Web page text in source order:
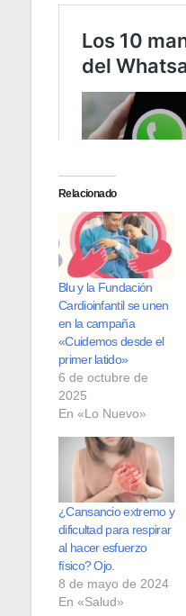
Relacionado
Blu y la Fundación
Cardioinfantil se unen
en la campaña
«Cuidemos desde el
primer latido»
6 de octubre de
2025
En «Lo Nuevo»
¿Cansancio extremo y
dificultad para respirar
al hacer esfuerzo
físico? Ojo.
8 de mayo de 2024
En «Salud»